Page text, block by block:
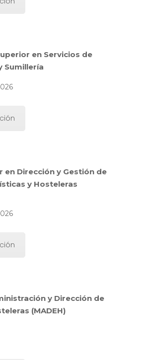
en Servicios de
Sumillería
en Dirección y Gestión de
y Hosteleras
y Dirección de
(MADEH)